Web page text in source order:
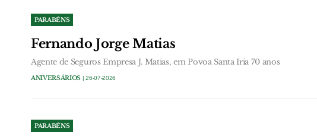
PARABÉNS
Fernando Jorge Matias
Agente de Seguros Empresa J. Matias, em Povoa Santa Iria 70 anos
ANIVERSÁRIOS | 26-07-2026
PARABÉNS